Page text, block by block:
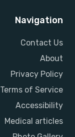
Navigation
Contact Us
About
Privacy Policy
Terms of Service
Accessibility
Medical articles